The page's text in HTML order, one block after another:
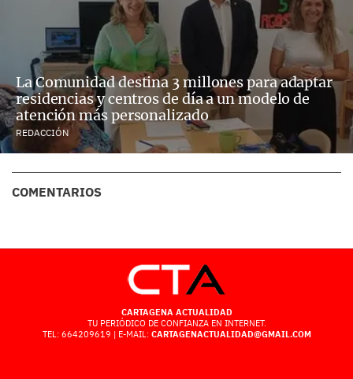
La Comunidad destina 3 millones para adaptar
residencias y centros de día a un modelo de
atención más personalizado
REDACCIÓN
COMENTARIOS
CARTAGENA ACTUALIDAD
TU PERIÓDICO DE CONFIANZA EN INTERNET.
TEL: 664209619 | E-MAIL: CARTAGENACTUALIDAD@GMAIL.COM